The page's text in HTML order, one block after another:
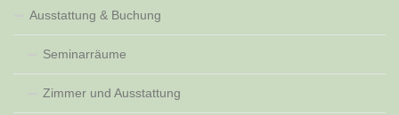
Ausstattung & Buchung
Seminarräume
Zimmer und Ausstattung